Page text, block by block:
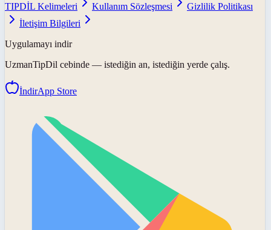
TIPDİL Kelimeleri
Kullanım Sözleşmesi
Gizlilik Politikası
İletişim Bilgileri
Uygulamayı indir
UzmanTipDil cebinde — istediğin an, istediğin yerde çalış.
İndirApp Store